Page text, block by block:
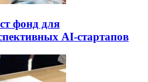
фонд для
AI-стартапов